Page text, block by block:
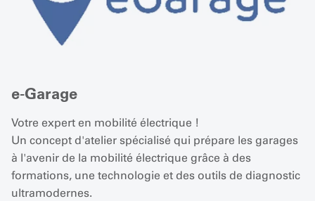
e-Garage
Votre expert en mobilité électrique !
Un concept d'atelier spécialisé qui prépare les garages
à l'avenir de la mobilité électrique grâce à des
formations, une technologie et des outils de diagnostic
ultramodernes.